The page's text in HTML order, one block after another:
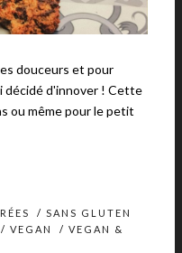
douceurs et pour
décidé d'innover ! Cette
ou même pour le petit
/ SANS GLUTEN
/ VEGAN / VEGAN &